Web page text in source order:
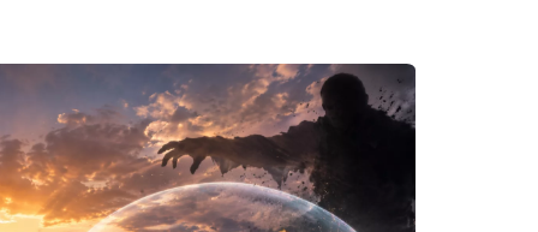
respaldada por la tecnología, el soporte y la